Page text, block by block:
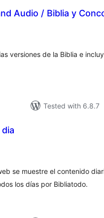
Audio / Biblia y
versiones de la Biblia e
Tested with 6.8.7
se muestre el contenido
los días por Bibliatodo.